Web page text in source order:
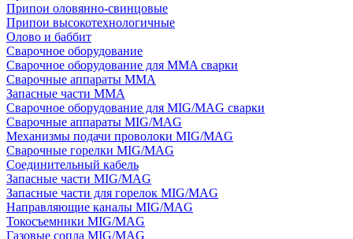
Припои оловянно-свинцовые
Припои высокотехнологичные
Олово и баббит
Сварочное оборудование
Сварочное оборудование для MMA сварки
Сварочные аппараты MMA
Запасные части MMA
Сварочное оборудование для MIG/MAG сварки
Сварочные аппараты MIG/MAG
Механизмы подачи проволоки MIG/MAG
Сварочные горелки MIG/MAG
Соединительный кабель
Запасные части MIG/MAG
Запасные части для горелок MIG/MAG
Направляющие каналы MIG/MAG
Токосъемники MIG/MAG
Газовые сопла MIG/MAG